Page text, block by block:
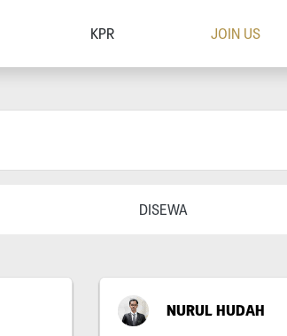
KPR JOIN US
DISEWA
NURUL HUDAH